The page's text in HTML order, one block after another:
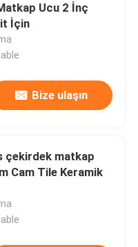
Ucu 2 İnç
İçin
Bize ulaşın
çekirdek matkap
Cam Tile Keramik